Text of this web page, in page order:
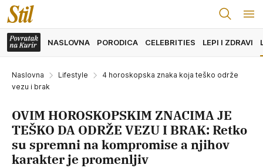
NASLOVNA PORODICA CELEBRITIES LEPI I ZDRAVI
Naslovna Lifestyle
4 horoskopska znaka koja teško održe
vezu i brak
OVIM HOROSKOPSKIM ZNACIMA JE
TEŠKO DA ODRŽE VEZU I BRAK: Retko
su spremni na kompromise a njihov
karakter je promenljiv